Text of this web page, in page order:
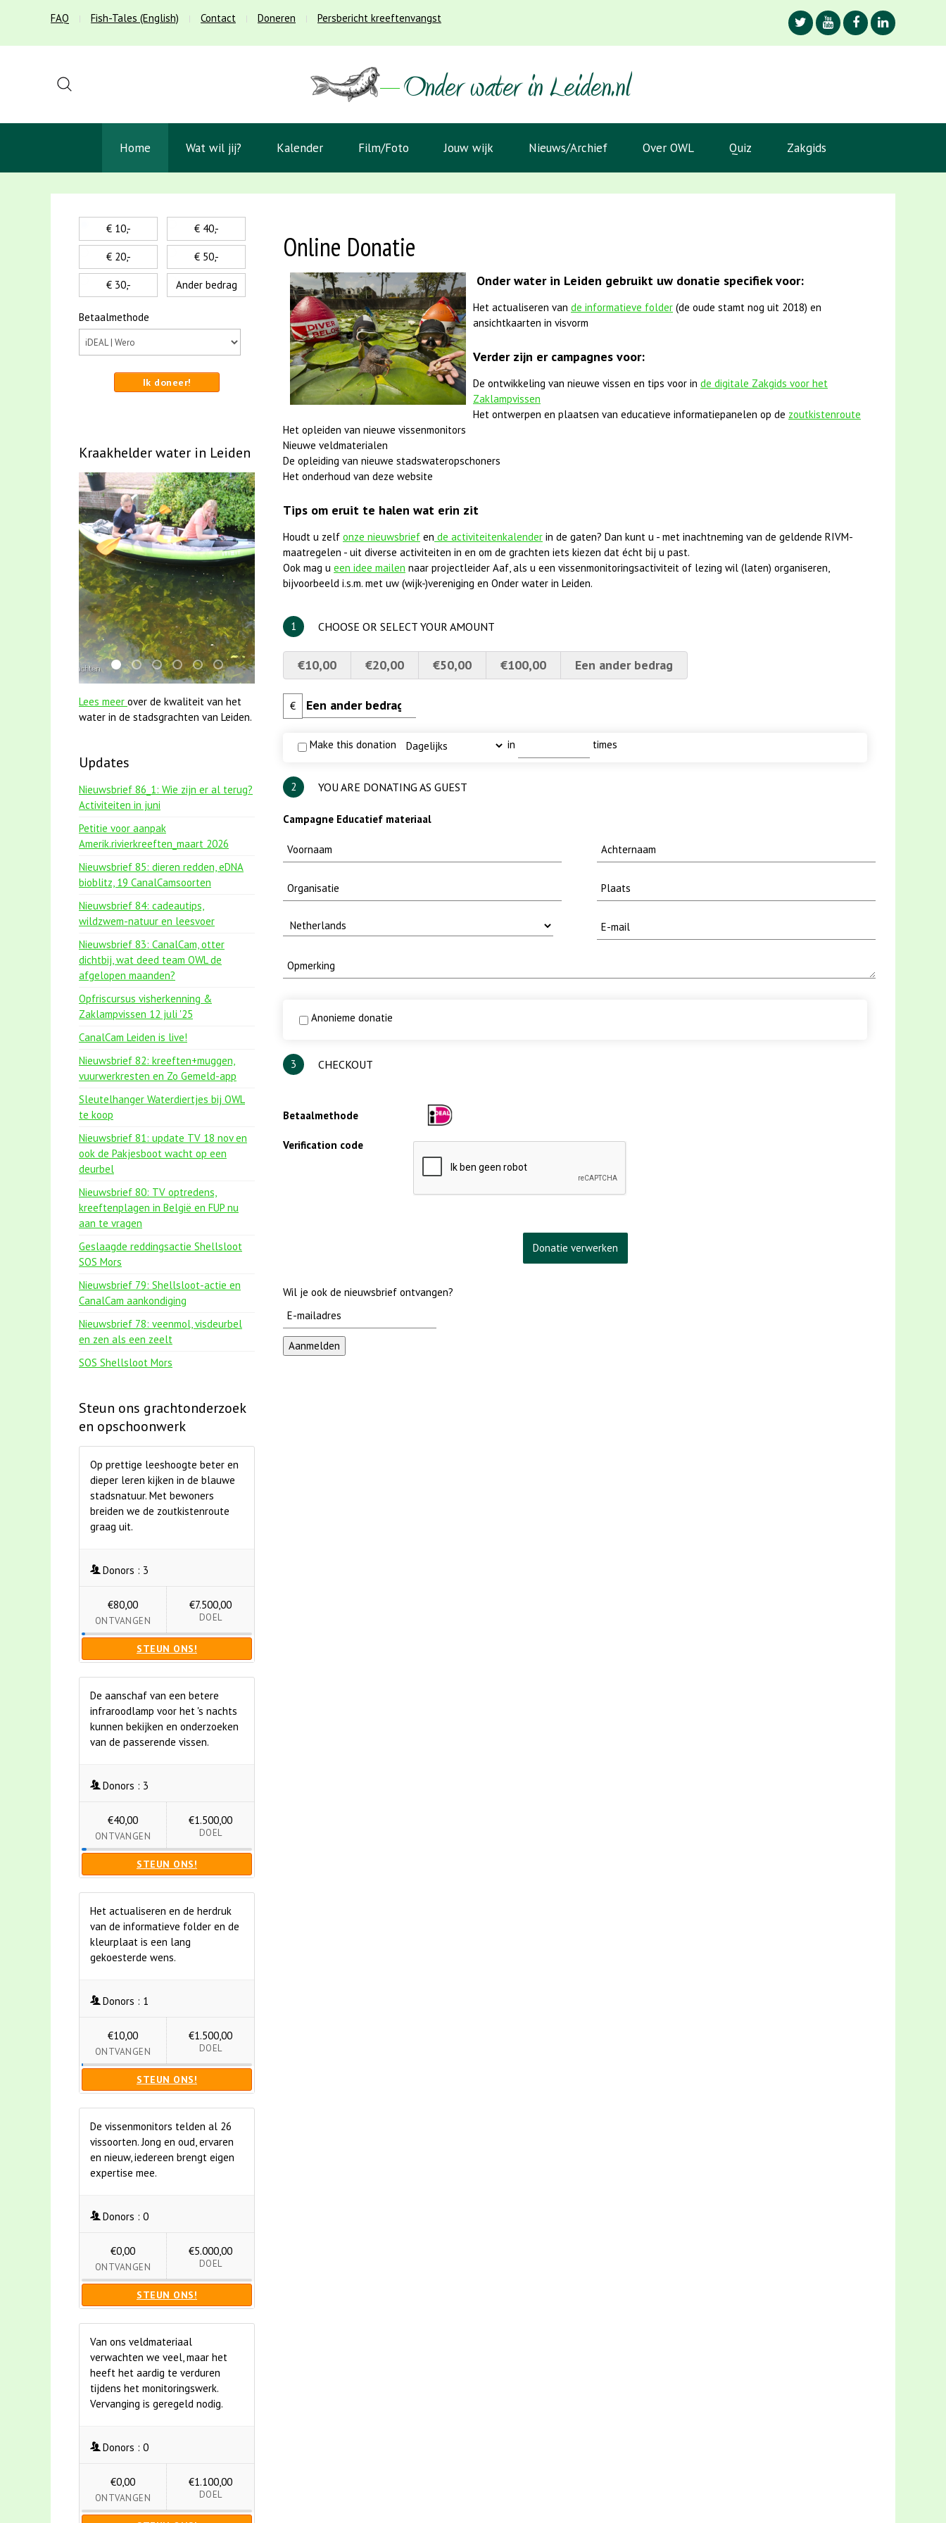
FAQ Fish-Tales (English) Contact Doneren Persbericht kreeftenvangst
Home Wat wil jij? Kalender Film/Foto Jouw wijk Nieuws/Archief Over OWL Quiz Zakgids
Online Donatie
Onder water in Leiden gebruikt uw donatie specifiek voor:
Het actualiseren van de informatieve folder (de oude stamt nog uit 2018) en
ansichtkaarten in visvorm
Verder zijn er campagnes voor:
De ontwikkeling van nieuwe vissen en tips voor in de digitale Zakgids voor het
Zaklampvissen
Het ontwerpen en plaatsen van educatieve informatiepanelen op de zoutkistenroute
Het opleiden van nieuwe vissenmonitors
Nieuwe veldmaterialen
De opleiding van nieuwe stadswateropschoners
Het onderhoud van deze website
Tips om eruit te halen wat erin zit
Houdt u zelf onze nieuwsbrief en de activiteitenkalender in de gaten? Dan kunt u - met inachtneming van de geldende RIVM-
maatregelen - uit diverse activiteiten in en om de grachten iets kiezen dat écht bij u past.
Ook mag u een idee mailen naar projectleider Aaf, als u een vissenmonitoringsactiviteit of lezing wil (laten) organiseren,
bijvoorbeeld i.s.m. met uw (wijk-)vereniging en Onder water in Leiden.
1 CHOOSE OR SELECT YOUR AMOUNT
€10,00 €20,00 €50,00 €100,00 Een ander bedrag
€
Make this donation in times
2 YOU ARE DONATING AS GUEST
Campagne Educatief materiaal
Anonieme donatie
3 CHECKOUT
Betaalmethode
Verification code
Wil je ook de nieuwsbrief ontvangen?
€ 10,-
€ 20,-
€ 30,-
€ 40,-
€ 50,-
Ander bedrag
Betaalmethode
Ik doneer!
Kraakhelder water in Leiden
mei2021 1 snoekje elly
mei2021 watervogelmethode fuut met baars
jun2021 28 brasem en rietvoorns 4a verscherpt
jun2021 zaklv 5 snoekje MOOI
karper met kattenklimtouw
smoelenboek fifi en karper nieuwsbrief-
Lees meer over de kwaliteit van het
water in de stadsgrachten van Leiden.
Updates
Nieuwsbrief 86_1: Wie zijn er al terug?
Activiteiten in juni
Petitie voor aanpak
Amerik.rivierkreeften_maart 2026
Nieuwsbrief 85: dieren redden, eDNA
bioblitz, 19 CanalCamsoorten
Nieuwsbrief 84: cadeautips,
wildzwem-natuur en leesvoer
Nieuwsbrief 83: CanalCam, otter
dichtbij, wat deed team OWL de
afgelopen maanden?
Opfriscursus visherkenning &
Zaklampvissen 12 juli '25
CanalCam Leiden is live!
Nieuwsbrief 82: kreeften+muggen,
vuurwerkresten en Zo Gemeld-app
Sleutelhanger Waterdiertjes bij OWL
te koop
Nieuwsbrief 81: update TV 18 nov en
ook de Pakjesboot wacht op een
deurbel
Nieuwsbrief 80: TV optredens,
kreeftenplagen in België en FUP nu
aan te vragen
Geslaagde reddingsactie Shellsloot
SOS Mors
Nieuwsbrief 79: Shellsloot-actie en
CanalCam aankondiging
Nieuwsbrief 78: veenmol, visdeurbel
en zen als een zeelt
SOS Shellsloot Mors
Steun ons grachtonderzoek
en opschoonwerk
Op prettige leeshoogte beter en
dieper leren kijken in de blauwe
stadsnatuur. Met bewoners
breiden we de zoutkistenroute
graag uit.
Donors : 3
€80,00
ONTVANGEN
€7.500,00
DOEL
STEUN ONS!
De aanschaf van een betere
infraroodlamp voor het 's nachts
kunnen bekijken en onderzoeken
van de passerende vissen.
Donors : 3
€40,00
ONTVANGEN
€1.500,00
DOEL
STEUN ONS!
Het actualiseren en de herdruk
van de informatieve folder en de
kleurplaat is een lang
gekoesterde wens.
Donors : 1
€10,00
ONTVANGEN
€1.500,00
DOEL
STEUN ONS!
De vissenmonitors telden al 26
vissoorten. Jong en oud, ervaren
en nieuw, iedereen brengt eigen
expertise mee.
Donors : 0
€0,00
ONTVANGEN
€5.000,00
DOEL
STEUN ONS!
Van ons veldmateriaal
verwachten we veel, maar het
heeft het aardig te verduren
tijdens het monitoringswerk.
Vervanging is geregeld nodig.
Donors : 0
€0,00
ONTVANGEN
€1.100,00
DOEL